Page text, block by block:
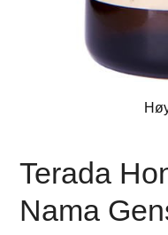
Terada
Nama